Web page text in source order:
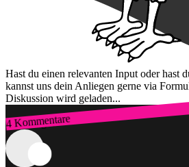
Hast du einen relevanten Input oder hast
kannst uns dein Anliegen gerne via
Diskussion wird geladen...
4 Kommentare
Zum Login